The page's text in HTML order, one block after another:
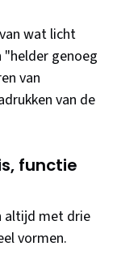
wat licht
genoeg
van
van de
functie
altijd met drie
vormen.